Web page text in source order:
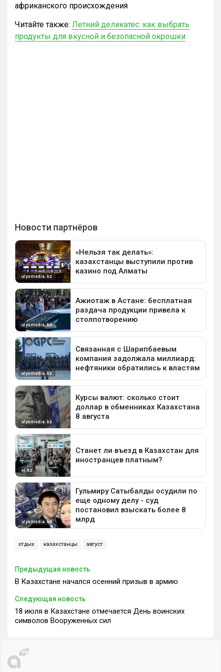
африканского происхождения
Читайте также: Летний деликатес: как выбрать
продукты для вкусной и безопасной окрошки
отдых казахстанцы август
Предыдущая новость
В Казахстане начался осенний призыв в армию
Следующая новость
18 июля в Казахстане отмечается День воинских
символов Вооруженных сил